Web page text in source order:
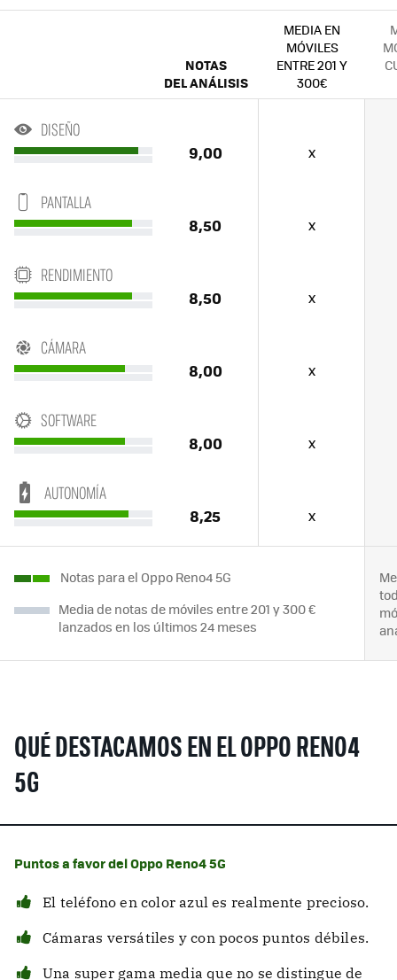
NOTAS
DEL ANÁLISIS
MEDIA EN
MÓVILES
ENTRE 201 Y
300€
DISEÑO
9,00 x
PANTALLA
8,50 x
RENDIMIENTO
8,50 x
CÁMARA
8,00 x
SOFTWARE
8,00 x
AUTONOMÍA
8,25 x
Notas para el Oppo Reno4 5G
Media de notas de móviles entre 201 y 300 €
lanzados en los últimos 24 meses
QUÉ DESTACAMOS EN EL OPPO RENO4
5G
Puntos a favor del Oppo Reno4 5G
El teléfono en color azul es realmente precioso.
Cámaras versátiles y con pocos puntos débiles.
Una super gama media que no se distingue de